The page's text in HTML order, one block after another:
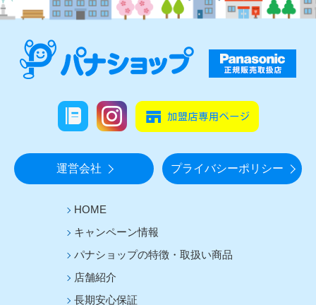
運営会社 プライバシーポリシー
HOME
キャンペーン情報
パナショップの特徴・取扱い商品
店舗紹介
長期安心保証